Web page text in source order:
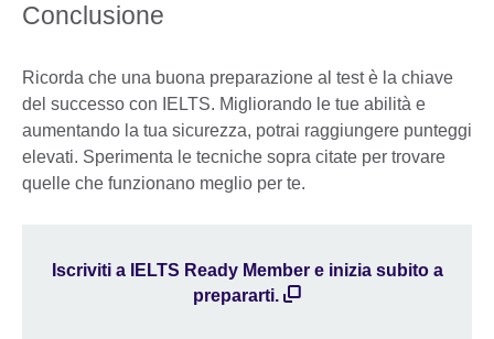
Conclusione
Ricorda che una buona preparazione al test è la chiave
del successo con IELTS. Migliorando le tue abilità e
aumentando la tua sicurezza, potrai raggiungere punteggi
elevati. Sperimenta le tecniche sopra citate per trovare
quelle che funzionano meglio per te.
Iscriviti a IELTS Ready Member e inizia subito a
prepararti.